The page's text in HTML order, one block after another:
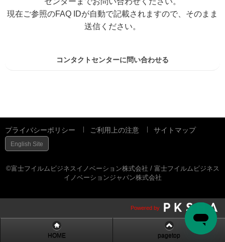
現在ご参照のFAQ IDが自動で記載されますので、そのまま
送信ください。
コンタクトセンターに問い合わせる
プライバシーポリシー ご利用上の注意 サイトマップ
English Site
©富士フイルムビジネスイノベーション株式会社 / 富士フイルムビジネス
イノベーションジャパン株式会社
Powered by
HOME pagetop